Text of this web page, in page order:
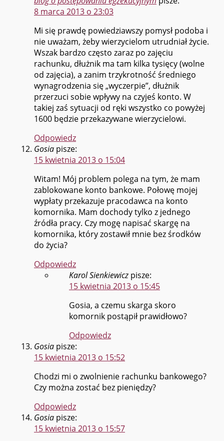
8 marca 2013 o 23:03
Mi się prawdę powiedziawszy pomysł podoba i
nie uważam, żeby wierzycielom utrudniał życie.
Wszak bardzo często zaraz po zajęciu
rachunku, dłużnik ma tam kilka tysięcy (wolne
od zajęcia), a zanim trzykrotność średniego
wynagrodzenia się „wyczerpie”, dłużnik
przerzuci sobie wpływy na czyjeś konto. W
takiej zaś sytuacji od ręki wszystko co powyżej
1600 będzie przekazywane wierzycielowi.
Odpowiedz
Gosia pisze:
15 kwietnia 2013 o 15:04
Witam! Mój problem polega na tym, że mam
zablokowane konto bankowe. Połowę mojej
wypłaty przekazuje pracodawca na konto
komornika. Mam dochody tylko z jednego
źródła pracy. Czy mogę napisać skargę na
komornika, który zostawił mnie bez środków
do życia?
Odpowiedz
Karol Sienkiewicz pisze:
15 kwietnia 2013 o 15:45
Gosia, a czemu skarga skoro
komornik postąpił prawidłowo?
Odpowiedz
Gosia pisze:
15 kwietnia 2013 o 15:52
Chodzi mi o zwolnienie rachunku bankowego?
Czy można zostać bez pieniędzy?
Odpowiedz
Gosia pisze:
15 kwietnia 2013 o 15:57